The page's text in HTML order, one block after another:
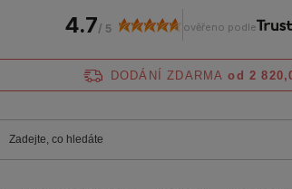
DODÁNÍ ZDARMA od 2
4.7/ 5 ověřeno podle